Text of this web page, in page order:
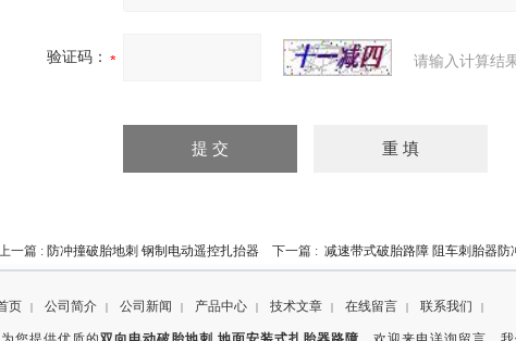
验证码： 请输入计算结
一篇 : 防冲撞破胎地刺 钢制电动遥控扎抬器 下一篇 : 减速带式破胎路障 阻车刺胎器防
页 | 公司简介 | 公司新闻 | 产品中心 | 技术文章 | 在线留言 | 联系我们 |